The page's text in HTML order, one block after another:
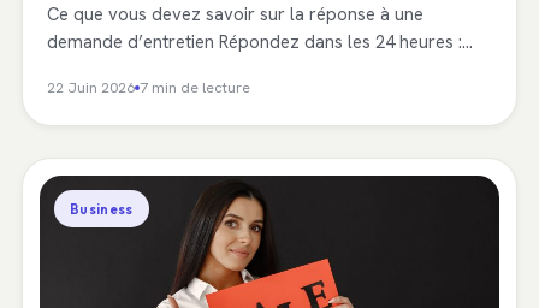
Ce que vous devez savoir sur la réponse à une
demande d’entretien Répondez dans les 24 heures :…
22 Juin 2026 7 min de lecture
Business